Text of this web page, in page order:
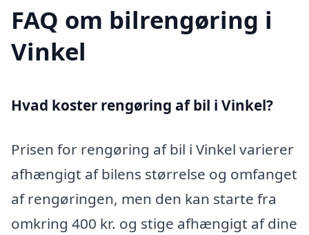
FAQ om bilrengøring i
Vinkel
Hvad koster rengøring af bil i Vinkel?
Prisen for rengøring af bil i Vinkel varierer
afhængigt af bilens størrelse og omfanget
af rengøringen, men den kan starte fra
omkring 400 kr. og stige afhængigt af dine